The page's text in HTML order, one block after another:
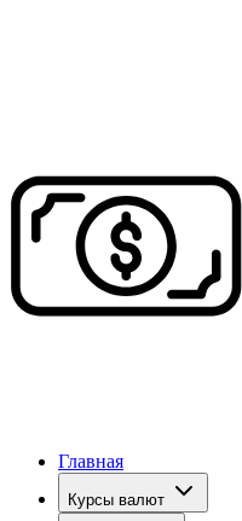
Главная
Курсы валют